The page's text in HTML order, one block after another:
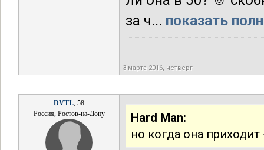
за ч... показать
3 марта 2016, четверг
DVTL, 58
Россия, Ростов-на-Дону
Hard Man:
но когда она